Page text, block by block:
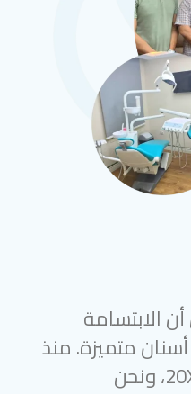
الابتسامة
أسنان متميزة. منذ
تأسيس عيادتنا عام 20XX، ونحن